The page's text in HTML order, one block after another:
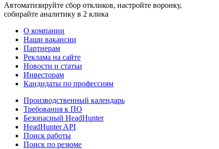
Автоматизируйте сбор откликов, настройте воронку,
собирайте аналитику в 2 клика
О компании
Наши вакансии
Партнерам
Реклама на сайте
Новости и статьи
Инвесторам
Кандидаты по профессиям
Производственный календарь
Требования к ПО
Безопасный HeadHunter
HeadHunter API
Поиск работы
Поиск по резюме